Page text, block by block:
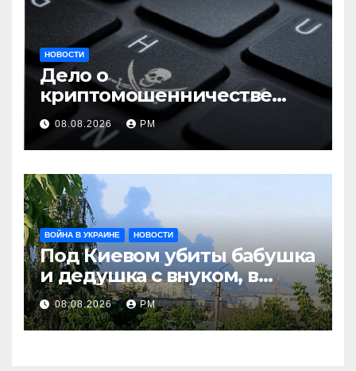
НОВОСТИ
Дело о
криптомошенничестве
оборачивают в содействие
терроризму
08.08.2026 РМ
ВОЙНА В УКРАИНЕ НОВОСТИ
Под Киевом убиты бабушка
и дедушка с внуком, в
Поволжье и на Кубани
вновь горят НПЗ
08.08.2026 РМ